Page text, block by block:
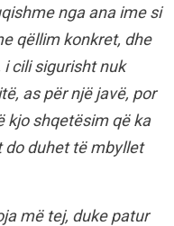
nga ana ime si
qëllim konkret, dhe
cili sigurisht nuk
as për një javë, por
kjo shqetësim që ka
do duhet të mbyllet
më tej, duke patur